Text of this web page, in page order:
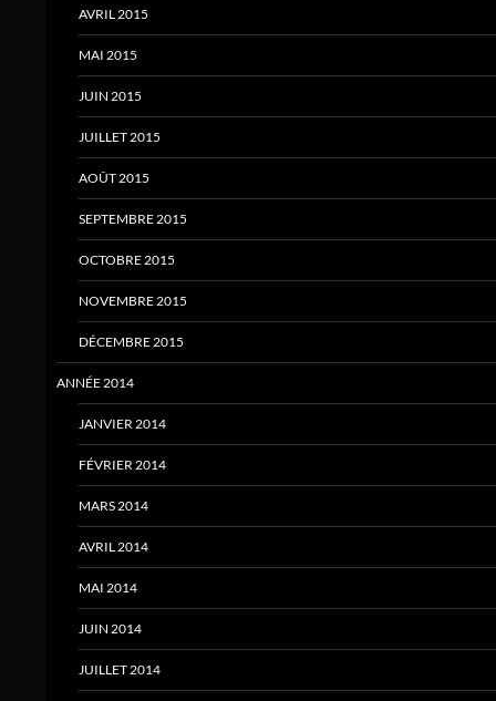
AVRIL 2015
MAI 2015
JUIN 2015
JUILLET 2015
AOÛT 2015
SEPTEMBRE 2015
OCTOBRE 2015
NOVEMBRE 2015
DÉCEMBRE 2015
ANNÉE 2014
JANVIER 2014
FÉVRIER 2014
MARS 2014
AVRIL 2014
MAI 2014
JUIN 2014
JUILLET 2014